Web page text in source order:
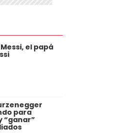
el papá
para
“ganar”